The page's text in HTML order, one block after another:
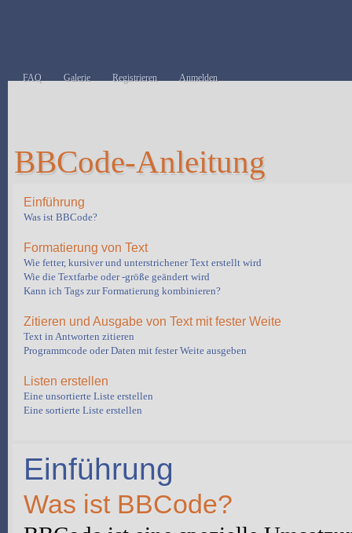
FAQ Galerie Registrieren Anmelden
BBCode-Anleitung
Einführung
Was ist BBCode?
Formatierung von Text
Wie fetter, kursiver und unterstrichener Text erstellt wird
Wie die Textfarbe oder -größe geändert wird
Kann ich Tags zur Formatierung kombinieren?
Zitieren und Ausgabe von Text mit fester Weite
Text in Antworten zitieren
Programmcode oder Daten mit fester Weite ausgeben
Listen erstellen
Eine unsortierte Liste erstellen
Eine sortierte Liste erstellen
Einführung
Was ist BBCode?